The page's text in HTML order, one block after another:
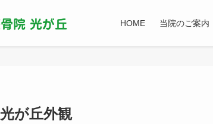
HOME 当院のご案内
光が丘外観